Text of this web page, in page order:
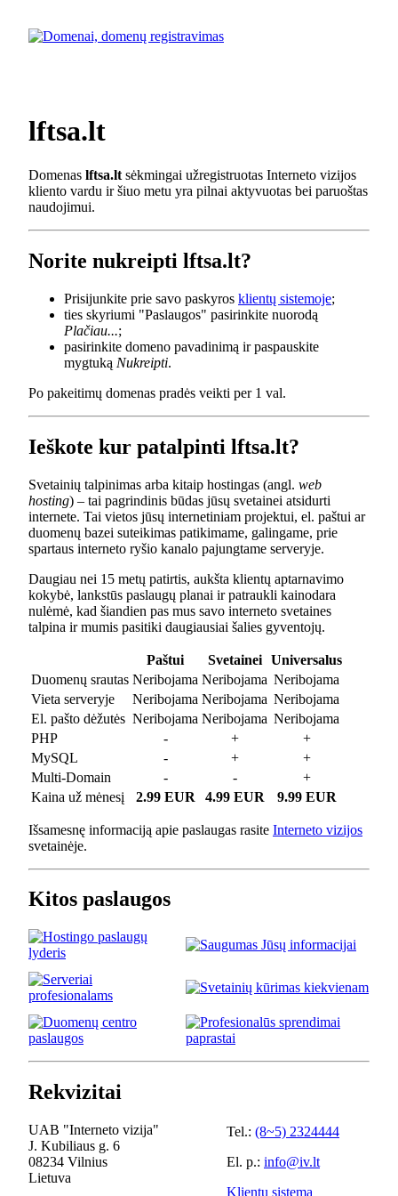
lftsa.lt
Domenas lftsa.lt sėkmingai užregistruotas Interneto vizijos
kliento vardu ir šiuo metu yra pilnai aktyvuotas bei paruoštas
naudojimui.
Norite nukreipti lftsa.lt?
Prisijunkite prie savo paskyros klientų sistemoje;
ties skyriumi "Paslaugos" pasirinkite nuorodą
Plačiau...;
pasirinkite domeno pavadinimą ir paspauskite
mygtuką Nukreipti.
Po pakeitimų domenas pradės veikti per 1 val.
Ieškote kur patalpinti lftsa.lt?
Svetainių talpinimas arba kitaip hostingas (angl. web
hosting) – tai pagrindinis būdas jūsų svetainei atsidurti
internete. Tai vietos jūsų internetiniam projektui, el. paštui ar
duomenų bazei suteikimas patikimame, galingame, prie
spartaus interneto ryšio kanalo pajungtame serveryje.
Daugiau nei 15 metų patirtis, aukšta klientų aptarnavimo
kokybė, lankstūs paslaugų planai ir patraukli kainodara
nulėmė, kad šiandien pas mus savo interneto svetaines
talpina ir mumis pasitiki daugiausiai šalies gyventojų.
Paštui Svetainei
Universalus
Duomenų srautas Neribojama Neribojama Neribojama
Vieta serveryje
Neribojama Neribojama Neribojama
El. pašto dėžutės Neribojama Neribojama Neribojama
PHP
- +
+
MySQL
- +
+
Multi-Domain
- -
+
Kaina už mėnesį
2.99 EUR 4.99 EUR 9.99 EUR
Išsamesnę informaciją apie paslaugas rasite Interneto vizijos
svetainėje.
Kitos paslaugos
Rekvizitai
UAB "Interneto vizija"
J. Kubiliaus g. 6
08234 Vilnius
Lietuva
Tel.: (8~5) 2324444
El. p.: info@iv.lt
Klientų sistema